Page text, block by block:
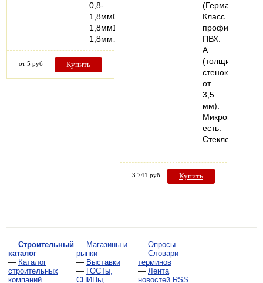
0,8-
1,8мм0,8-
1,8мм1,2-
1,8мм…
от 5 руб Купить
(Германия).
Класс
профиля
ПВХ:
А
(толщина
стенок
от
3,5
мм).
есть.
Стеклопакеты:
3 741 руб Купить
— Строительный
каталог
— Каталог
строительных
компаний
— Магазины и
рынки
— Выставки
— ГОСТы,
СНИПы,
— Опросы
— Словари
терминов
— Лента
новостей RSS